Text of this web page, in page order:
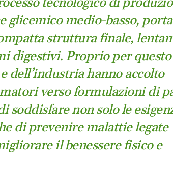
tecnologico di
glicemico medio-basso,
struttura finale,
digestivi. Proprio per
dell’industria hanno accolto
verso formulazioni di
soddisfare non solo le
di prevenire malattie legate
il benessere fisico e